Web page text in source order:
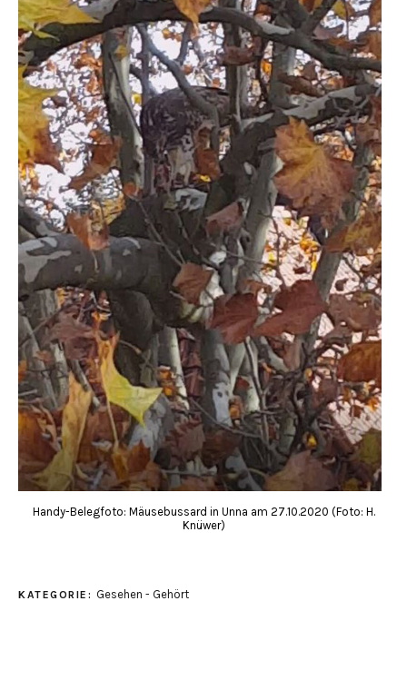
Handy-Belegfoto: Mäusebussard in Unna am 27.10.2020 (Foto: H.
Knüwer)
KATEGORIE: Gesehen - Gehört